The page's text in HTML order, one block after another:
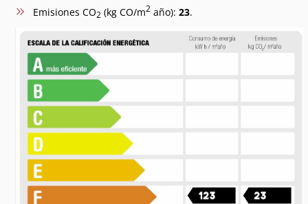
Emisiones CO2 (kg CO/m2año): 23.